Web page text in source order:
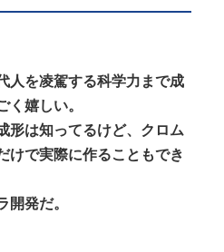
人を凌駕する科学力まで成
く嬉しい。
形は知ってるけど、クロム
けで実際に作ることもでき
開発だ。